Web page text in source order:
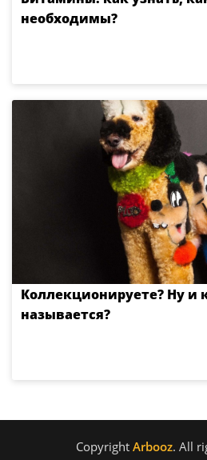
необходимы?
Коллекционируете? Ну и
называется?
Copyright Arbooz. All